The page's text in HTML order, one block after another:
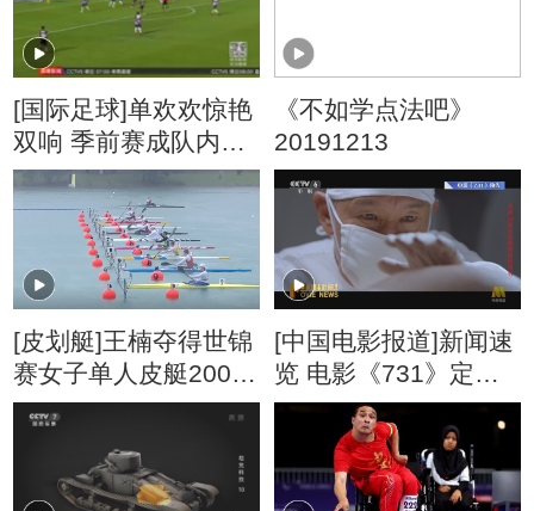
[国际足球]单欢欢惊艳
双响 季前赛成队内射
手王
《不如学点法吧》
20191213
[皮划艇]王楠夺得世锦
赛女子单人皮艇200米
冠军
[中国电影报道]新闻速
览 电影《731》定档9
月18日